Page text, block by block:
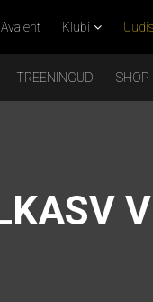
Avaleht Klubi
TREENINGUD SHOP